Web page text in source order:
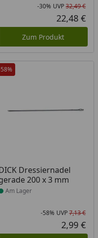
Preis
-30% UVP32,49 €
22,48 €
Zum Produkt
ProzentPreis
Preis
Dressiernadel
200 x 3 mm
am Lager
Am Lager
-58% UVP7,13 €
2,99 €